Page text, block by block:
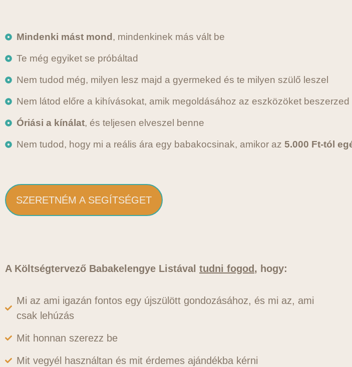
Mindenki mást mond , mindenkinek más vált be
Te még egyiket se próbáltad
Nem tudod még, milyen lesz majd a gyermeked és te milyen szülő leszel
Nem látod előre a kihívásokat, amik megoldásához az eszközöket beszerzed
Óriási a kínálat, és teljesen elveszel benne
Nem tudod, hogy mi a reális ára egy babakocsinak, amikor az 5.000 Ft-tól
SZERETNÉM A SEGÍTSÉGET
A Költségtervező Babakelengye Listával tudni fogod , hogy:
Mi az ami igazán fontos egy újszülött gondozásához, és mi az, ami
csak lehúzás
Mit honnan szerezz be
Mit vegyél használtan és mit érdemes ajándékba kérni